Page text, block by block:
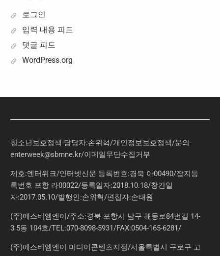
로그인
입력 내용 피드
댓글 피드
WordPress.org
청소년보호정책-담당자:손위혁/개인정보보호정책/문의-
enterweek@sbmne.kr/이메일무단수집거부
제호:엔터위크/인터넷신문 등록번호:경북 아00490/잡지등
록번호 포항 라00022/등록일자:2018.10.18/창간일
자:2017.05.10/발행인:손위혁/편집자:손태원
(주)에스비엠엔이/주소:경북 포항시 남구 해동로84번길 14-
3 5동 104호/TEL:070-8098-5931/FAX:0504-165-6281/
(주)에스비엠엔이 미디어콘텐츠지점/서울특별시 구로구 고